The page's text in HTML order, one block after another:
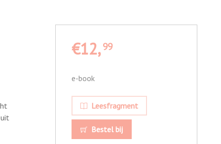
€12,99
e-book
Leesfragment
Bestel bij